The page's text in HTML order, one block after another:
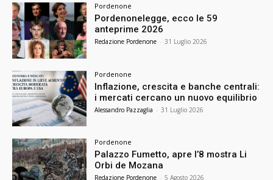
Pordenone
Pordenonelegge, ecco le 59
anteprime 2026
Redazione Pordenone - 31 Luglio 2026
Pordenone
Inflazione, crescita e banche centrali:
i mercati cercano un nuovo equilibrio
Alessandro Pazzaglia - 31 Luglio 2026
Pordenone
Palazzo Fumetto, apre l’8 mostra Li
Orbi de Mozana
Redazione Pordenone - 5 Agosto 2026